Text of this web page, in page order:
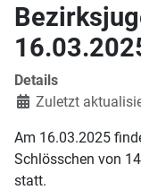
Details
Zuletzt
Am 16.03.2025
Schlösschen von
statt.